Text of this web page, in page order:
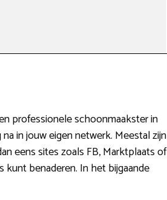
professionele schoonmaakster in
in jouw eigen netwerk. Meestal zijn
eens sites zoals FB, Marktplaats of
kunt benaderen. In het bijgaande